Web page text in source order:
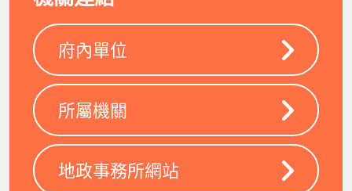
府內單位
所屬機關
地政事務所網站